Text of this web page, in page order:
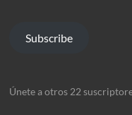
Subscribe
Únete a otros 22